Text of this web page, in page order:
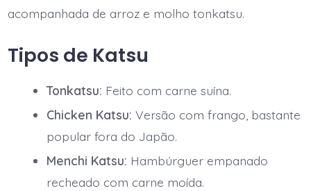
acompanhada de arroz e molho tonkatsu.
Tipos de Katsu
Tonkatsu: Feito com carne suína.
Chicken Katsu: Versão com frango, bastante
popular fora do Japão.
Menchi Katsu: Hambúrguer empanado
recheado com carne moída.